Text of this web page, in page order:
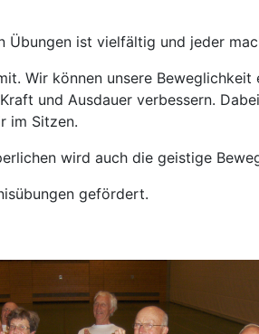
Übungen ist vielfältig und jeder
Wir können unsere
und Ausdauer verbessern.
im Sitzen.
wird auch die geistige
gefördert.